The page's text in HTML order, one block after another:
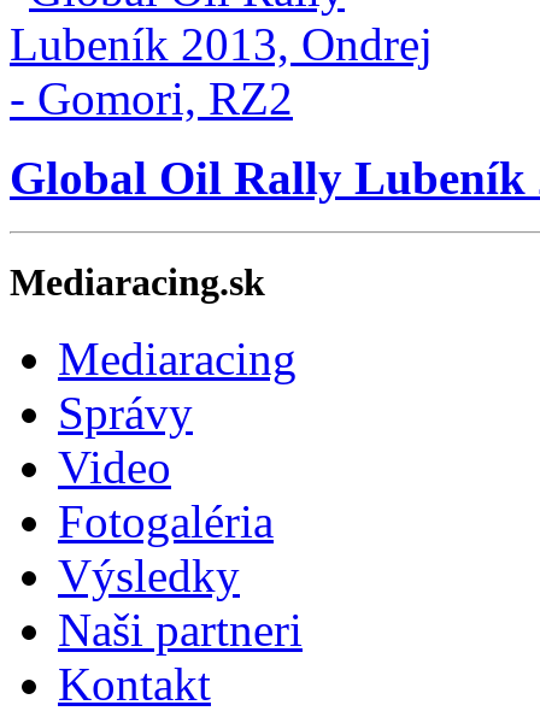
Global Oil Rally Lubeník
Mediaracing.sk
Mediaracing
Správy
Video
Fotogaléria
Výsledky
Naši partneri
Kontakt